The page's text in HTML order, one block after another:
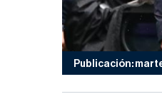
Publicación: